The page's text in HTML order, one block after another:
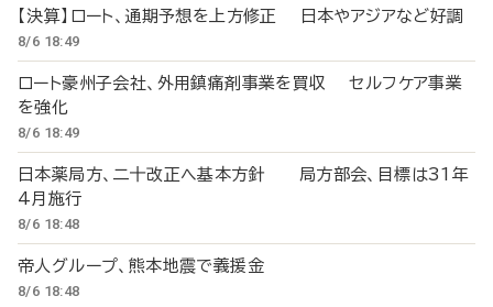
【決算】ロート、通期予想を上方修正 日本やアジアなど好調
8/6 18:49
ロート豪州子会社、外用鎮痛剤事業を買収 セルフケア事業
を強化
8/6 18:49
日本薬局方、二十改正へ基本方針 局方部会、目標は31年
4月施行
8/6 18:48
帝人グループ、熊本地震で義援金
8/6 18:48